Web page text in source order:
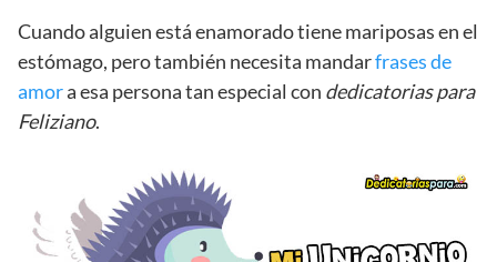
Cuando alguien está enamorado tiene mariposas en el
estómago, pero también necesita mandarfrases de
amora esa persona tan especial con dedicatorias para
Feliziano.